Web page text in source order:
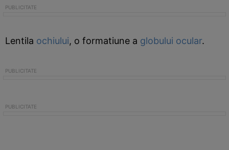
Lentila ochiului, o formatiune a globului ocular.